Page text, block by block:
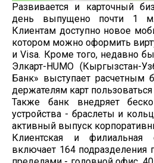
Развивается и карточный
день выпущено почти 1
Клиентам доступно новое
котором можно оформить
и Visa. Кроме того, недавно
Элкарт-HUMO (Кыргызстан-
Банк» выступает расчетным
держателям карт
Также банк внедряет
устройства - браслеты и
активный выпуск
Клиентская и
включает 164 подразделения